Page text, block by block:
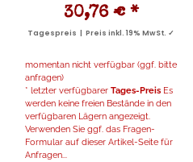
30,76 € *
Tagespreis | Preis inkl. 19% MwSt. ✓
momentan nicht verfügbar (ggf. bitte
anfragen)
* letzter verfügbarer Tages-Preis Es
werden keine freien Bestände in den
verfügbaren Lägern angezeigt.
Verwenden Sie ggf. das Fragen-
Formular auf dieser Artikel-Seite für
Anfragen...